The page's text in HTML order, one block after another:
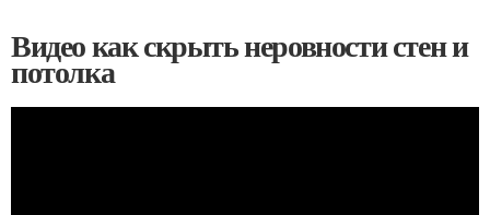
Видео как скрыть неровности стен и
потолка